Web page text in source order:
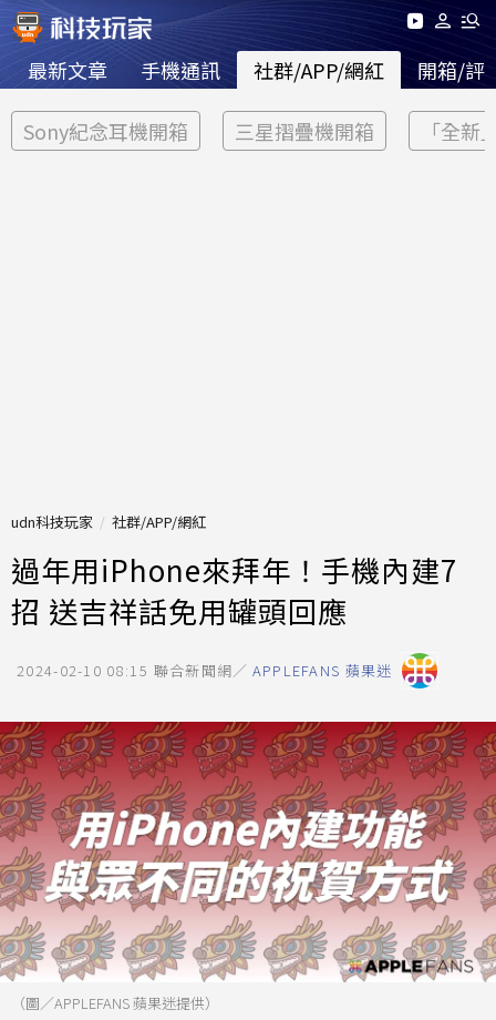
最新文章 手機通訊 社群/APP/網紅 開箱/評
Sony紀念耳機開箱 三星摺疊機開箱 「全新
udn科技玩家 社群/APP/網紅
過年用iPhone來拜年！手機內建7
招 送吉祥話免用罐頭回應
2024-02-10 08:15 聯合新聞網／ APPLEFANS 蘋果迷
（圖／APPLEFANS 蘋果迷提供）